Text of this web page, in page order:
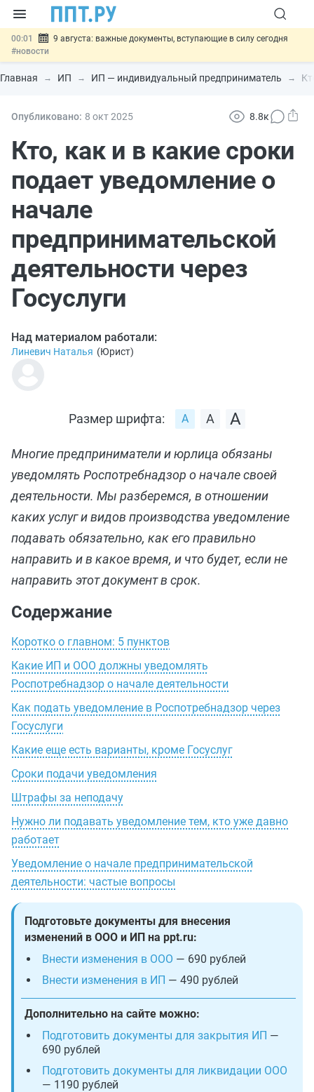
00:01
9 августа: важные документы, вступающие в силу сегодня
#новости
07.08 Подписан закон о блокировке продажи опасных товаров через
«Честный знак»
#новости
07.08 Госпошлину за устранение ошибок в документах предлагают
07.08
отношений
#новости
Главная ИП ИП — индивидуальный предприниматель
Опубликовано: 8 окт2025 8.8к
Кто, как и в какие сроки
подает уведомление о
начале
предпринимательской
деятельности через
Госуслуги
Над материалом работали:
Линевич Наталья (Юрист)
Размер шрифта:
Многие предприниматели и юрлица обязаны
уведомлять Роспотребнадзор о начале своей
деятельности. Мы разберемся, в отношении
каких услуг и видов производства уведомление
подавать обязательно, как его правильно
направить и в какое время, и что будет, если не
направить этот документ в срок.
Содержание
Коротко о главном: 5 пунктов
Какие ИП и ООО должны уведомлять
Роспотребнадзор о начале деятельности
Как подать уведомление в Роспотребнадзор через
Госуслуги
Какие еще есть варианты, кроме Госуслуг
Сроки подачи уведомления
Штрафы за неподачу
Нужно ли подавать уведомление тем, кто уже давно
работает
Уведомление о начале предпринимательской
деятельности: частые вопросы
Подготовьте документы для внесения
изменений в ООО и ИП на ppt.ru:
Внести изменения в ООО — 690 рублей
Внести изменения в ИП — 490 рублей
Дополнительно на сайте можно:
Подготовить документы для закрытия ИП —
690 рублей
Подготовить документы для ликвидации ООО
— 1190 рублей